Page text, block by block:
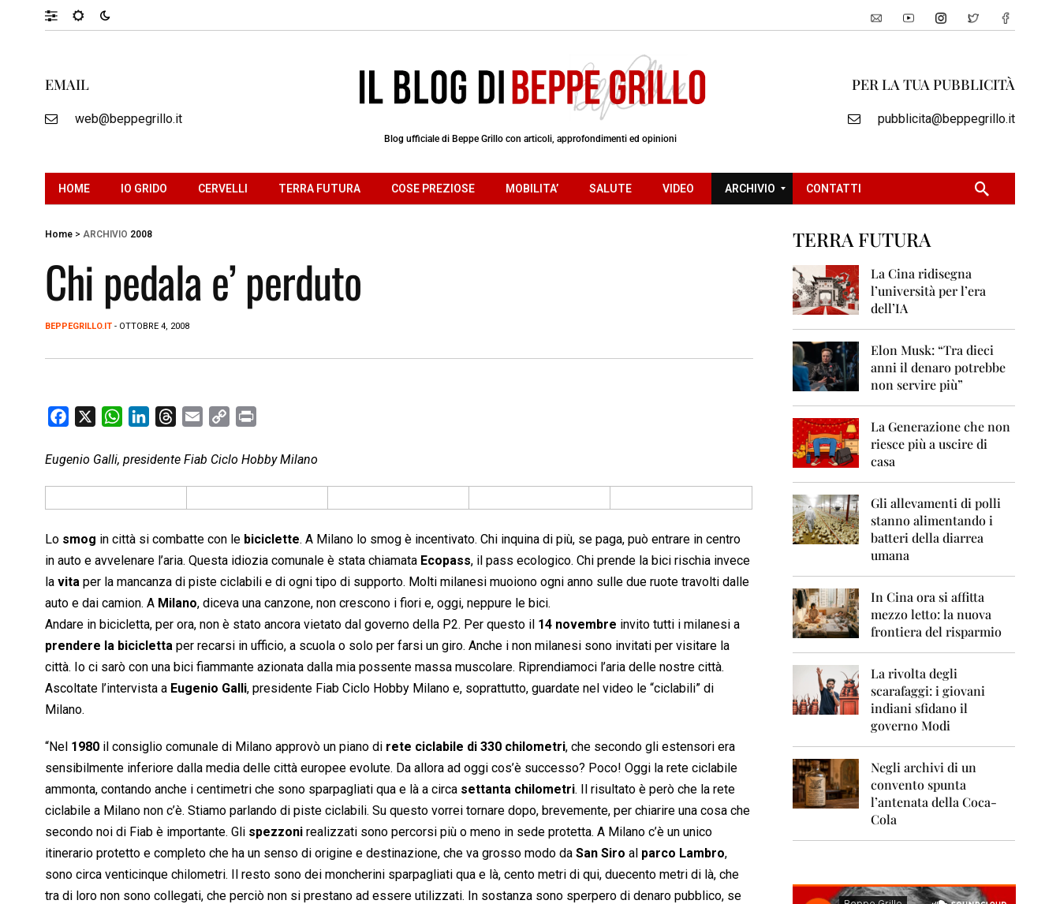
EMAIL
web@beppegrillo.it
Blog ufficiale di Beppe Grillo con articoli, approfondimenti ed opinioni
PER LA TUA PUBBLICITÀ
pubblicita@beppegrillo.it
HOME IO GRIDO CERVELLI TERRA FUTURA COSE PREZIOSE MOBILITA’ SALUTE VIDEO ARCHIVIO
0
2
0
9
2
1
2
1
2
0
3
CONTATTI
Home > ARCHIVIO 2008
Chi pedala e’ perduto
BEPPEGRILLO.IT - OTTOBRE 4, 2008
c
o
k
W
a
p
p
n
I
n
r
s
a
p
n
k
i
Eugenio Galli, presidente Fiab Ciclo Hobby Milano
Lo smog in città si combatte con le biciclette. A Milano lo smog è incentivato. Chi inquina di più, se paga, può entrare in centro
in auto e avvelenare l’aria. Questa idiozia comunale è stata chiamata Ecopass, il pass ecologico. Chi prende la bici rischia invece
la vita per la mancanza di piste ciclabili e di ogni tipo di supporto. Molti milanesi muoiono ogni anno sulle due ruote travolti dalle
auto e dai camion. A Milano, diceva una canzone, non crescono i fiori e, oggi, neppure le bici.
Andare in bicicletta, per ora, non è stato ancora vietato dal governo della P2. Per questo il 14 novembre invito tutti i milanesi a
prendere la bicicletta per recarsi in ufficio, a scuola o solo per farsi un giro. Anche i non milanesi sono invitati per visitare la
città. Io ci sarò con una bici fiammante azionata dalla mia possente massa muscolare. Riprendiamoci l’aria delle nostre città.
Ascoltate l’intervista a Eugenio Galli, presidente Fiab Ciclo Hobby Milano e, soprattutto, guardate nel video le “ciclabili” di
Milano.
“Nel 1980 il consiglio comunale di Milano approvò un piano di rete ciclabile di 330 chilometri, che secondo gli estensori era
sensibilmente inferiore dalla media delle città europee evolute. Da allora ad oggi cos’è successo? Poco! Oggi la rete ciclabile
ammonta, contando anche i centimetri che sono sparpagliati qua e là a circa settanta chilometri. Il risultato è però che la rete
ciclabile a Milano non c’è. Stiamo parlando di piste ciclabili. Su questo vorrei tornare dopo, brevemente, per chiarire una cosa che
secondo noi di Fiab è importante. Gli spezzoni realizzati sono percorsi più o meno in sede protetta. A Milano c’è un unico
itinerario protetto e completo che ha un senso di origine e destinazione, che va grosso modo da San Siro al parco Lambro,
sono circa venticinque chilometri. Il resto sono dei moncherini sparpagliati qua e là, cento metri di qui, duecento metri di là, che
tra di loro non sono collegati, che perciò non si prestano ad essere utilizzati. In sostanza sono sperpero di denaro pubblico, se
TERRA FUTURA
La Cina ridisegna
l’università per l’era
dell’IA
Elon Musk: “Tra dieci
anni il denaro potrebbe
non servire più”
La Generazione che non
riesce più a uscire di
casa
Gli allevamenti di polli
stanno alimentando i
batteri della diarrea
umana
In Cina ora si affitta
mezzo letto: la nuova
frontiera del risparmio
La rivolta degli
scarafaggi: i giovani
indiani sfidano il
governo Modi
Negli archivi di un
convento spunta
l’antenata della Coca-
Cola